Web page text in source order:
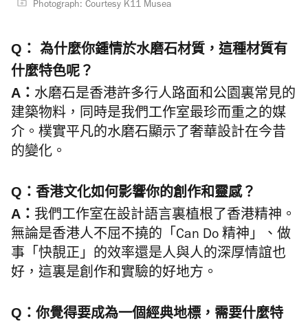
Photograph: Courtesy K11 Musea
Q： 為什麼你鍾情於水磨石材質，這種材質有
什麼特色呢？
A： 水磨石是香港許多行人路面和公園裏常見的
建築物料，同時是我們工作室最珍而重之的媒
介。樸實平凡的水磨石顯示了奢華設計在今昔
的變化。
Q：香港文化如何影響你的創作和靈感？
A： 我們工作室在設計語言裏植根了香港精神。
無論是香港人不屈不撓的「Can Do 精神」、做
事「快靚正」的效率還是人與人的深厚情誼也
好，這裏是創作和實驗的好地方。
Q：你覺得要成為一個經典地標，需要什麼特